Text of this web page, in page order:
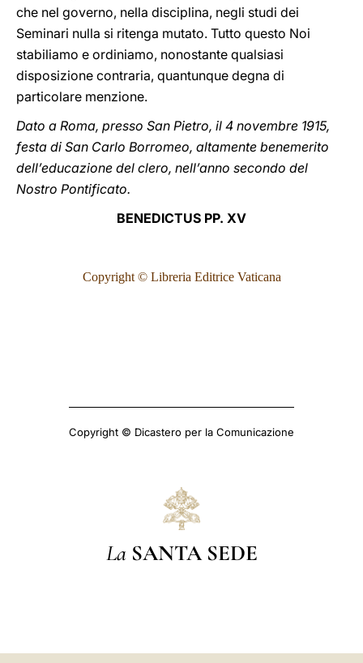
che nel governo, nella disciplina, negli studi dei
Seminari nulla si ritenga mutato. Tutto questo Noi
stabiliamo e ordiniamo, nonostante qualsiasi
disposizione contraria, quantunque degna di
particolare menzione.
Dato a Roma, presso San Pietro, il 4 novembre 1915,
festa di San Carlo Borromeo, altamente benemerito
dell’educazione del clero, nell’anno secondo del
Nostro Pontificato.
BENEDICTUS PP. XV
Copyright © Libreria Editrice Vaticana
Copyright © Dicastero per la Comunicazione
La SANTA SEDE